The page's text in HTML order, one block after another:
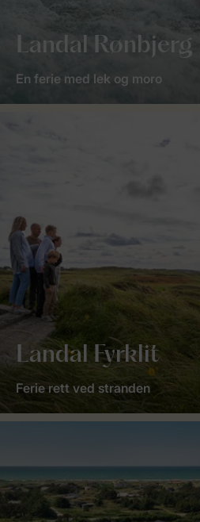
Landal Rønbjerg
En ferie med lek og moro
Landal Fyrklit
Ferie rett ved stranden